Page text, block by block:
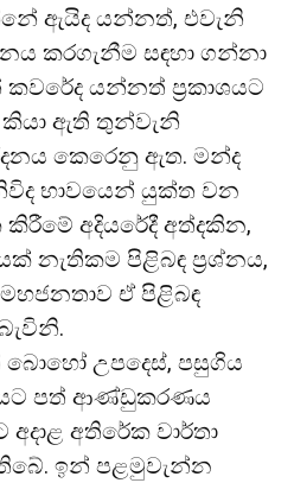
ඇයිද යන්නත්, එවැනි
කරගැනීම සඳහා ගන්නා
කවරේද යන්නත් ප්‍රකාශයට
ඇති තුන්වැනි
කෙරෙනු ඇත. මන්ද
භාවයෙන් යුක්ත වන
අදියරේදී අත්දකින,
නැතිකම පිළිබඳ ප්‍රශ්නය,
ඒ පිළිබඳ
බොහෝ උපදෙස්, පසුගිය
පත් ආණ්ඩුකරණය
අතිරේක වාර්තා
ඉන් පළමුවැන්න